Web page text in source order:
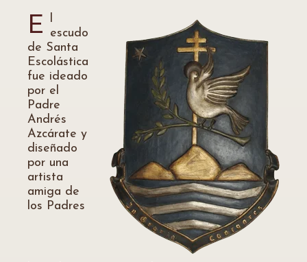
E
l
escudo
de Santa
Escolástica
fue ideado
por el
Padre
Andrés
Azcárate y
diseñado
por una
artista
amiga de
los Padres